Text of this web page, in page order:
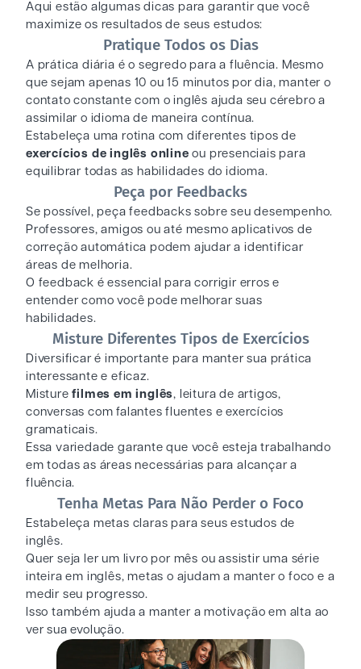
Aqui estão algumas dicas para garantir que você
maximize os resultados de seus estudos:
Pratique Todos os Dias
A prática diária é o segredo para a fluência. Mesmo
que sejam apenas 10 ou 15 minutos por dia, manter o
contato constante com o inglês ajuda seu cérebro a
assimilar o idioma de maneira contínua.
Estabeleça uma rotina com diferentes tipos de
exercícios de inglês online ou presenciais para
equilibrar todas as habilidades do idioma.
Peça por Feedbacks
Se possível, peça feedbacks sobre seu desempenho.
Professores, amigos ou até mesmo aplicativos de
correção automática podem ajudar a identificar
áreas de melhoria.
O feedback é essencial para corrigir erros e
entender como você pode melhorar suas
habilidades.
Misture Diferentes Tipos de Exercícios
Diversificar é importante para manter sua prática
interessante e eficaz.
Misturefilmes em inglês, leitura de artigos,
conversas com falantes fluentes e exercícios
gramaticais.
Essa variedade garante que você esteja trabalhando
em todas as áreas necessárias para alcançar a
fluência.
Tenha Metas Para Não Perder o Foco
Estabeleça metas claras para seus estudos de
inglês.
Quer seja ler um livro por mês ou assistir uma série
inteira em inglês, metas o ajudam a manter o foco e a
medir seu progresso.
Isso também ajuda a manter a motivação em alta ao
ver sua evolução.